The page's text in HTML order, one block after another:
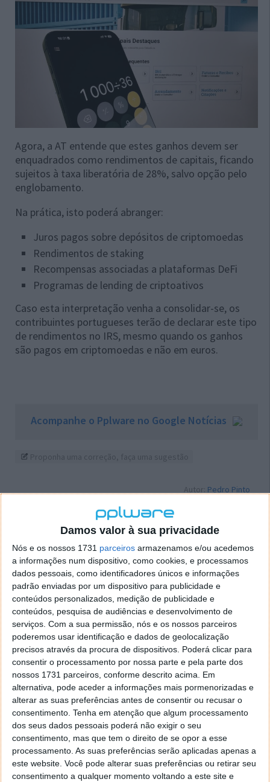
Damos valor à sua privacidade
Nós e os nossos 1731 parceiros armazenamos e/ou acedemos
a informações num dispositivo, como cookies, e processamos
dados pessoais, como identificadores únicos e informações
padrão enviadas por um dispositivo para publicidade e
conteúdos personalizados, medição de publicidade e
conteúdos, pesquisa de audiências e desenvolvimento de
serviços. Com a sua permissão, nós e os nossos parceiros
poderemos usar identificação e dados de geolocalização
precisos através da procura de dispositivos. Poderá clicar para
consentir o processamento por nossa parte e pela parte dos
nossos 1731 parceiros, conforme descrito acima. Em
alternativa, pode aceder a informações mais pormenorizadas e
alterar as suas preferências antes de consentir ou recusar o
consentimento. Tenha em atenção que algum processamento
dos seus dados pessoais poderá não exigir o seu
consentimento, mas que tem o direito de se opor a esse
processamento. As suas preferências serão aplicadas apenas a
este website. Você pode alterar suas preferências ou retirar seu
consentimento a qualquer momento voltando a este site e
Agora, a AT entende que estes ganhos devem ser
enquadrados como rendimentos de capitais, ficando
sujeitos à taxa liberatória de 28%, salvo opção pelo
englobamento.
Na prática, isto poderá abranger:
Juros pagos sobre depósitos de criptomoedas
Rendimentos de staking
Recompensas associadas a plataformas DeFi
Programas de lending de criptoativos
Caso esta interpretação venha a consolidar-se, os
contribuintes portugueses terão de declarar este tipo
de rendimentos no IRS, mesmo quando os ganhos
são pagos em criptomoedas e não em euros.
Acompanhe o Pplware no Google Notícias
Autor: Pedro Pinto
PRÓXIMO ARTIGO
Quais os smartphones mais vendidos no início de
2026? A lista já foi revelada
ARTIGO ANTERIOR
FLIR: câmaras térmicas podem mostrar diferenças
entre carros elétricos e a combustão